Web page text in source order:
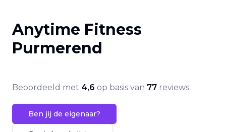
Anytime Fitness
Purmerend
Beoordeeld met 4,6 op basis van 77 reviews
Ben jij de eigenaar?